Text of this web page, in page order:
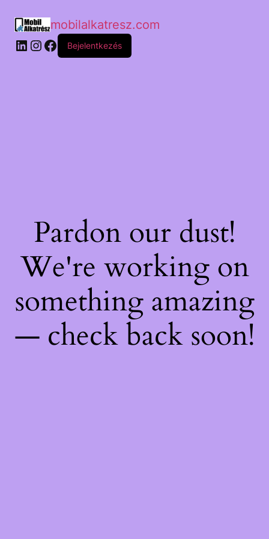
mobilalkatresz.com
Bejelentkezés
Pardon our dust!
We're working on
something amazing
— check back soon!